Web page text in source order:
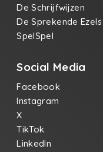
De Schrijfwijzen
De Sprekende Ezels
SpelSpel
Social Media
Facebook
Instagram
X
TikTok
LinkedIn